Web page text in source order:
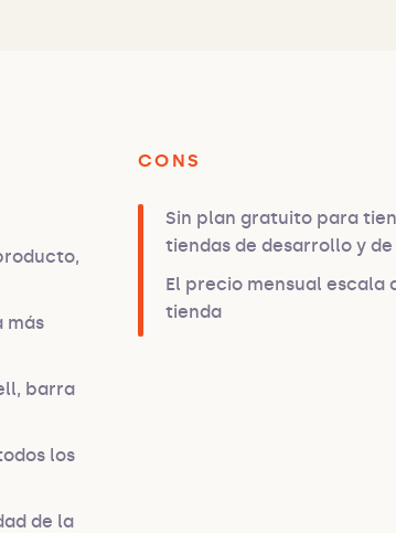
más
barra
los
de la
CONS
Sin plan gratuito para
tiendas de desarrollo y
El precio mensual escala
tienda